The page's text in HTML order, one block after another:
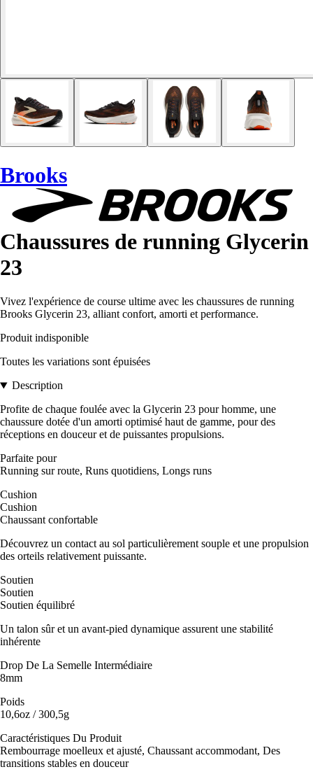
Brooks
Chaussures de running Glycerin
23
Vivez l'expérience de course ultime avec les chaussures de running
Brooks Glycerin 23, alliant confort, amorti et performance.
Produit indisponible
Toutes les variations sont épuisées
Description
Profite de chaque foulée avec la Glycerin 23 pour homme, une
chaussure dotée d'un amorti optimisé haut de gamme, pour des
réceptions en douceur et de puissantes propulsions.
Parfaite pour
Running sur route, Runs quotidiens, Longs runs
Cushion
Cushion
Chaussant confortable
Découvrez un contact au sol particulièrement souple et une propulsion
des orteils relativement puissante.
Soutien
Soutien
Soutien équilibré
Un talon sûr et un avant-pied dynamique assurent une stabilité
inhérente
Drop De La Semelle Intermédiaire
8mm
Poids
10,6oz / 300,5g
Caractéristiques Du Produit
Rembourrage moelleux et ajusté, Chaussant accommodant, Des
transitions stables en douceur